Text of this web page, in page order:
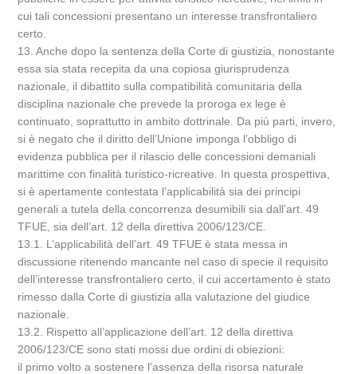
cui tali concessioni presentano un interesse transfrontaliero
certo.
13. Anche dopo la sentenza della Corte di giustizia, nonostante
essa sia stata recepita da una copiosa giurisprudenza
nazionale, il dibattito sulla compatibilità comunitaria della
disciplina nazionale che prevede la proroga ex lege è
continuato, soprattutto in ambito dottrinale. Da più parti, invero,
si è negato che il diritto dell’Unione imponga l’obbligo di
evidenza pubblica per il rilascio delle concessioni demaniali
marittime con finalità turistico-ricreative. In questa prospettiva,
si è apertamente contestata l’applicabilità sia dei principi
generali a tutela della concorrenza desumibili sia dall’art. 49
TFUE, sia dell’art. 12 della direttiva 2006/123/CE.
13.1. L’applicabilità dell’art. 49 TFUE è stata messa in
discussione ritenendo mancante nel caso di specie il requisito
dell’interesse transfrontaliero certo, il cui accertamento è stato
rimesso dalla Corte di giustizia alla valutazione del giudice
nazionale.
13.2. Rispetto all’applicazione dell’art. 12 della direttiva
2006/123/CE sono stati mossi due ordini di obiezioni:
il primo volto a sostenere l’assenza della risorsa naturale